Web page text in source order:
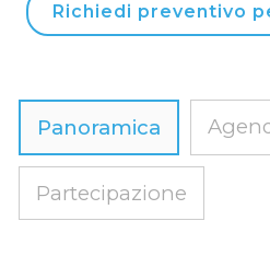
Richiedi preventivo
Panoramica
Partecipazione